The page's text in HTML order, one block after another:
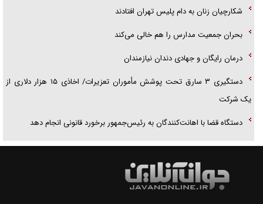
شکارچیان زنان به دام پلیس تهران افتادند
بحران جمعیت مدارس را هم خالی می‌کند
درمان رایگان و جهادی دندان نیازمندان
دستگیری ۳ سارق تحت پوشش مأموران تعزیرات/ اخاذی ۱۵ هزار دلاری از
یک شرکت
دستگاه قضا با اهانت‌کنندگان به رئیس‌جمهور برخورد قانونی انجام دهد